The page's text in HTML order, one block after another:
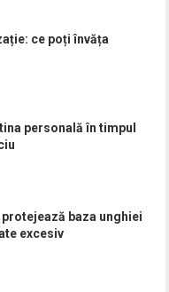
ce poți învăța
personală în timpul
baza unghiei
excesiv